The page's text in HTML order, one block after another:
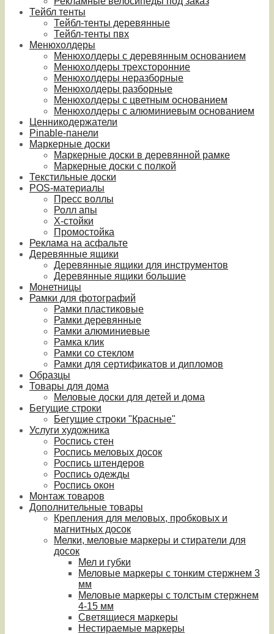
Тейбл тенты
Тейбл-тенты деревянные
Тейбл-тенты пвх
Менюхолдеры
Менюхолдеры с деревянным основанием
Менюхолдеры трехсторонние
Менюхолдеры неразборные
Менюхолдеры разборные
Менюхолдеры с цветным основанием
Менюхолдеры с алюминиевым основанием
Ценникодержатели
Pinable-панели
Маркерные доски
Маркерные доски в деревянной рамке
Маркерные доски с полкой
Текстильные доски
POS-материалы
Пресс воллы
Ролл апы
Х-стойки
Промостойка
Реклама на асфальте
Деревянные ящики
Деревянные ящики для инструментов
Деревянные ящики большие
Монетницы
Рамки для фотографий
Рамки пластиковые
Рамки деревянные
Рамки алюминиевые
Рамка клик
Рамки со стеклом
Рамки для сертификатов и дипломов
Образцы
Товары для дома
Меловые доски для детей и дома
Бегущие строки
Бегущие строки "Красные"
Услуги художника
Роспись стен
Роспись меловых досок
Роспись штендеров
Роспись одежды
Роспись окон
Монтаж товаров
Дополнительные товары
Крепления для меловых, пробковых и
магнитных досок
Мелки, меловые маркеры и стиратели для
досок
Мел и губки
Меловые маркеры с тонким стержнем 3
мм
Меловые маркеры с толстым стержнем
4-15 мм
Светящиеся маркеры
Нестираемые маркеры